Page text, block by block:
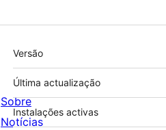
Metadados
Versão
Última actualização
Instalações activas
Sobre
Notícias